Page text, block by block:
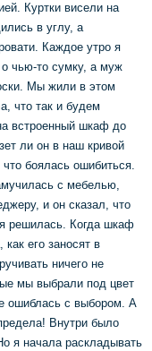
Куртки висели на
в углу, а
Каждое утро я
чью-то сумку, а муж
Мы жили в этом
что так и будем
встроенный шкаф до
ли он в наш кривой
боялась ошибиться.
с мебелью,
и он сказал, что
решилась. Когда шкаф
его заносят в
ничего не
мы выбрали под цвет
ошиблась с выбором. А
Внутри было
я начала раскладывать